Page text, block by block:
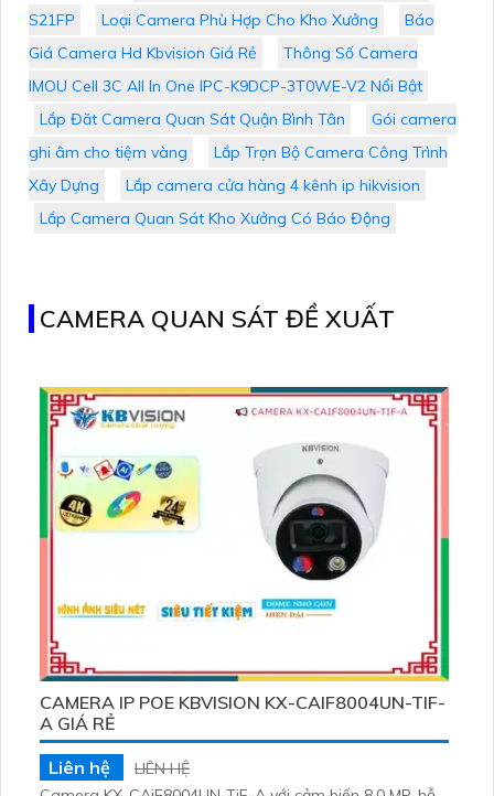
S21FP Loại Camera Phù Hợp Cho Kho Xưởng
Báo
Giá Camera Hd Kbvision Giá Rẻ
Thông Số Camera
IMOU Cell 3C All In One IPC-K9DCP-3T0WE-V2 Nổi Bật
Lắp Đăt Camera Quan Sát Quận Bình Tân
Gói camera
ghi âm cho tiệm vàng
Lắp Trọn Bộ Camera Công Trình
Xây Dựng
Lắp camera cửa hàng 4 kênh ip hikvision
Lắp Camera Quan Sát Kho Xưởng Có Báo Động
CAMERA QUAN SÁT ĐỀ XUẤT
CAMERA IP POE KBVISION KX-CAIF8004UN-TIF-
A GIÁ RẺ
Liên hệ
LIÊN HỆ